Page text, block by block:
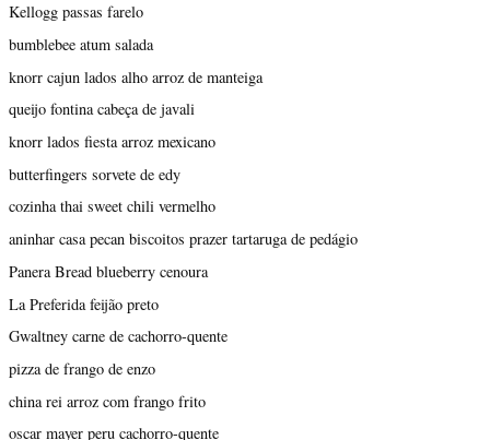
Kellogg passas farelo
bumblebee atum salada
knorr cajun lados alho arroz de manteiga
queijo fontina cabeça de javali
knorr lados fiesta arroz mexicano
butterfingers sorvete de edy
cozinha thai sweet chili vermelho
aninhar casa pecan biscoitos prazer tartaruga de pedágio
Panera Bread blueberry cenoura
La Preferida feijão preto
Gwaltney carne de cachorro-quente
pizza de frango de enzo
china rei arroz com frango frito
oscar mayer peru cachorro-quente